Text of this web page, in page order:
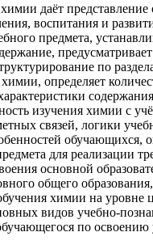
даёт представление
воспитания и
предмета,
по
определяет
изучения химии с
связей, логики
обучающихся,
для реализации
основной
общего
химии на уровне
видов учебно-
по освоению